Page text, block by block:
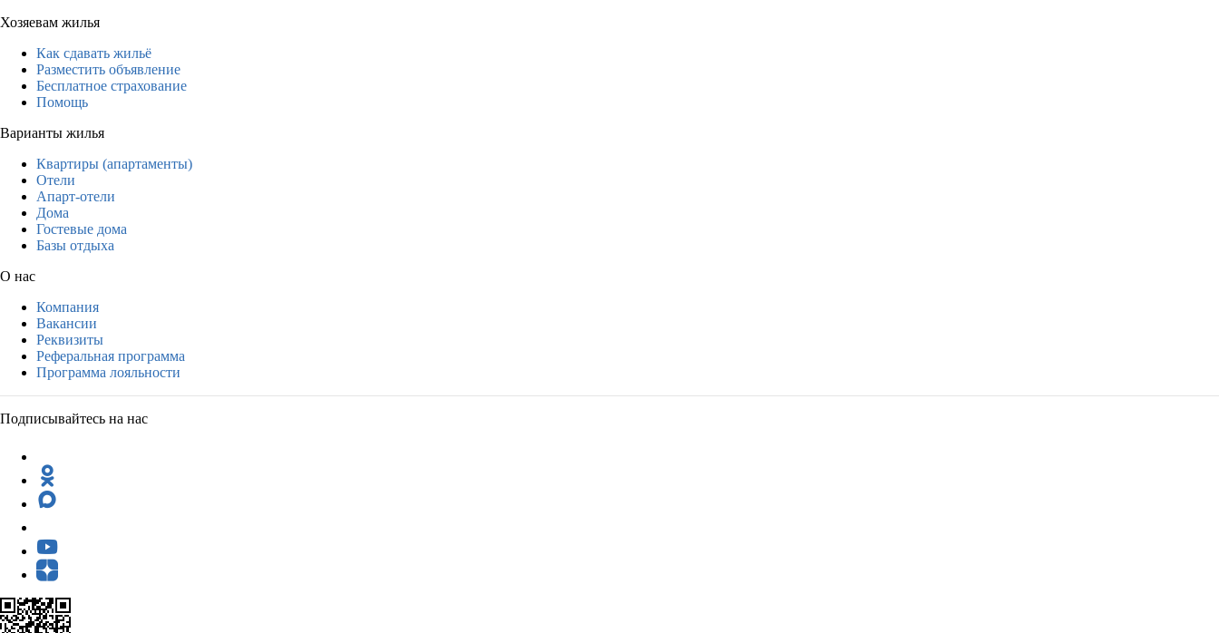
Хозяевам жилья
Как сдавать жильё
Разместить объявление
Бесплатное страхование
Помощь
Варианты жилья
Квартиры (апартаменты)
Отели
Апарт-отели
Дома
Гостевые дома
Базы отдыха
О нас
Компания
Вакансии
Реквизиты
Реферальная программа
Программа лояльности
Подписывайтесь на нас